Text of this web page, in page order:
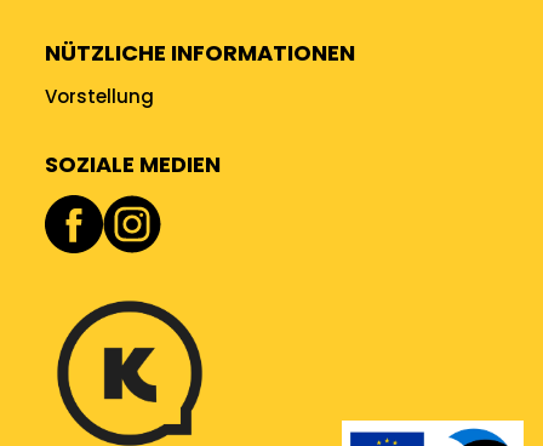
NÜTZLICHE INFORMATIONEN
Vorstellung
SOZIALE MEDIEN